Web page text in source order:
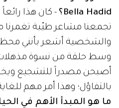
Bella Hadid؟
- كان هذا
تجمعنا مشاعر طيّبة تغمرنا
والشخصية أشعر بأنني
وسط حلقة من نسوة
أصبحن مصدراً للتشجيع
بالتفاؤل؛ وهذا أمر مهم
ما هو المبدأ الأهم في